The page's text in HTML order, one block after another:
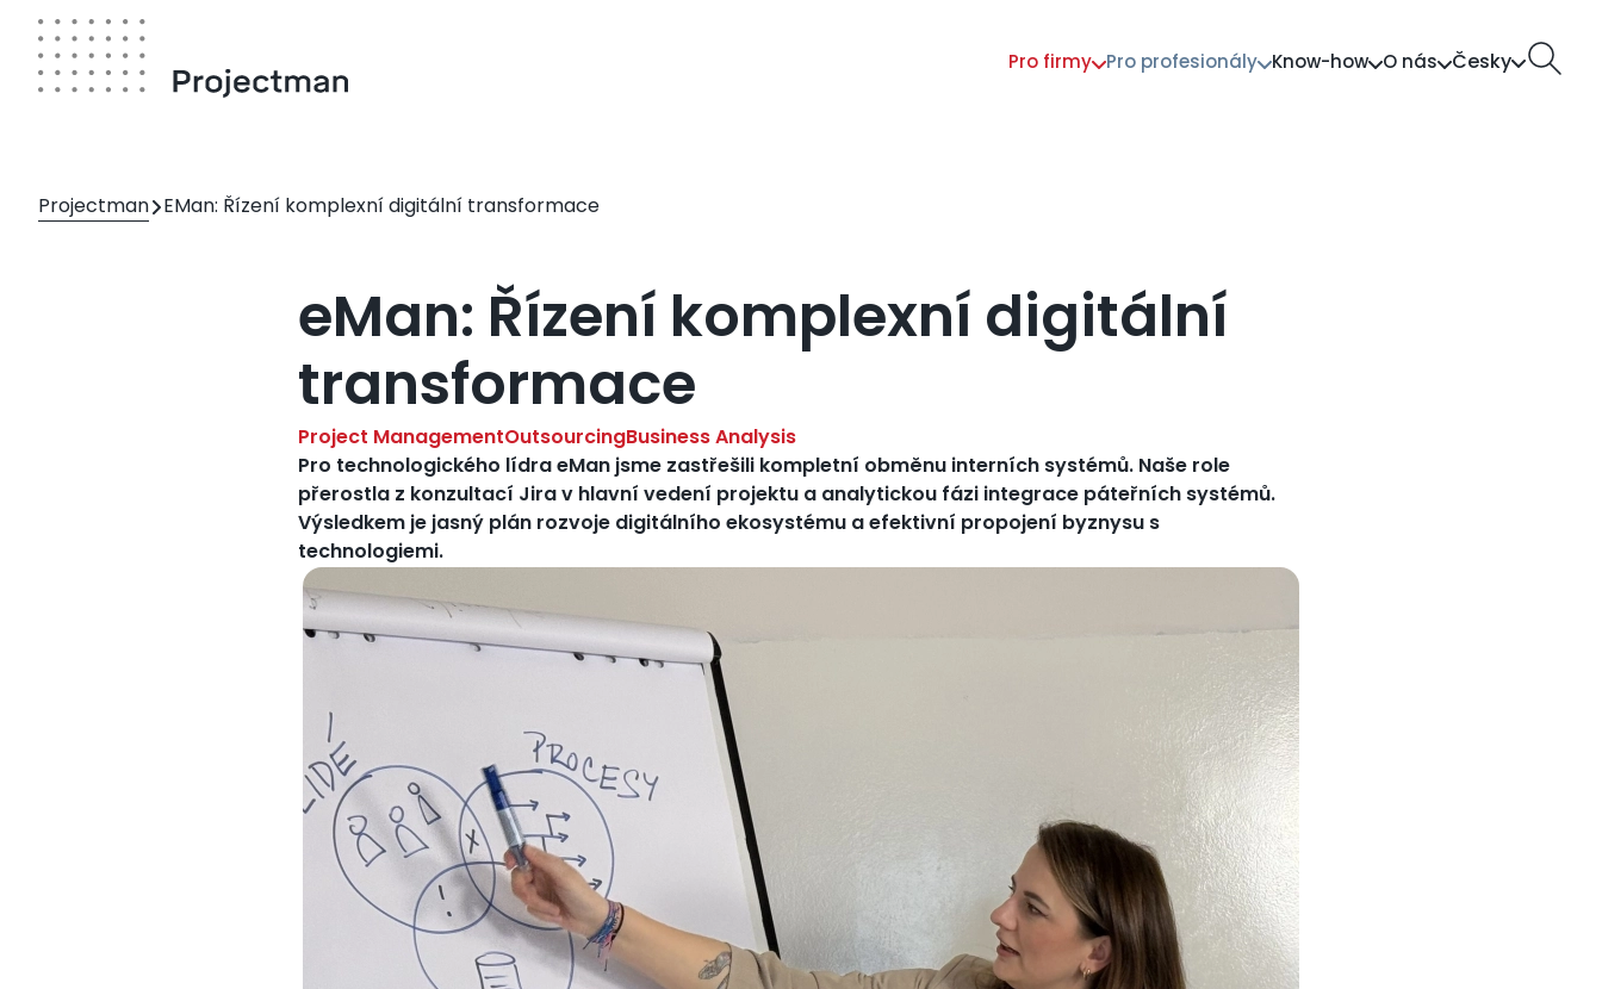
Přejít
hlavnímu
obsahu
Main
Pro firmy Pro profesionály Know-how O nás Česky
Drobečková
Projectman EMan: Řízení komplexní digitální transformace
eMan: Řízení komplexní digitální
transformace
Project ManagementOutsourcingBusiness Analysis
Pro technologického lídra eMan jsme zastřešili kompletní obměnu interních systémů. Naše role
přerostla z konzultací Jira v hlavní vedení projektu a analytickou fázi integrace páteřních systémů.
Výsledkem je jasný plán rozvoje digitálního ekosystému a efektivní propojení byznysu s
technologiemi.
Obrázek